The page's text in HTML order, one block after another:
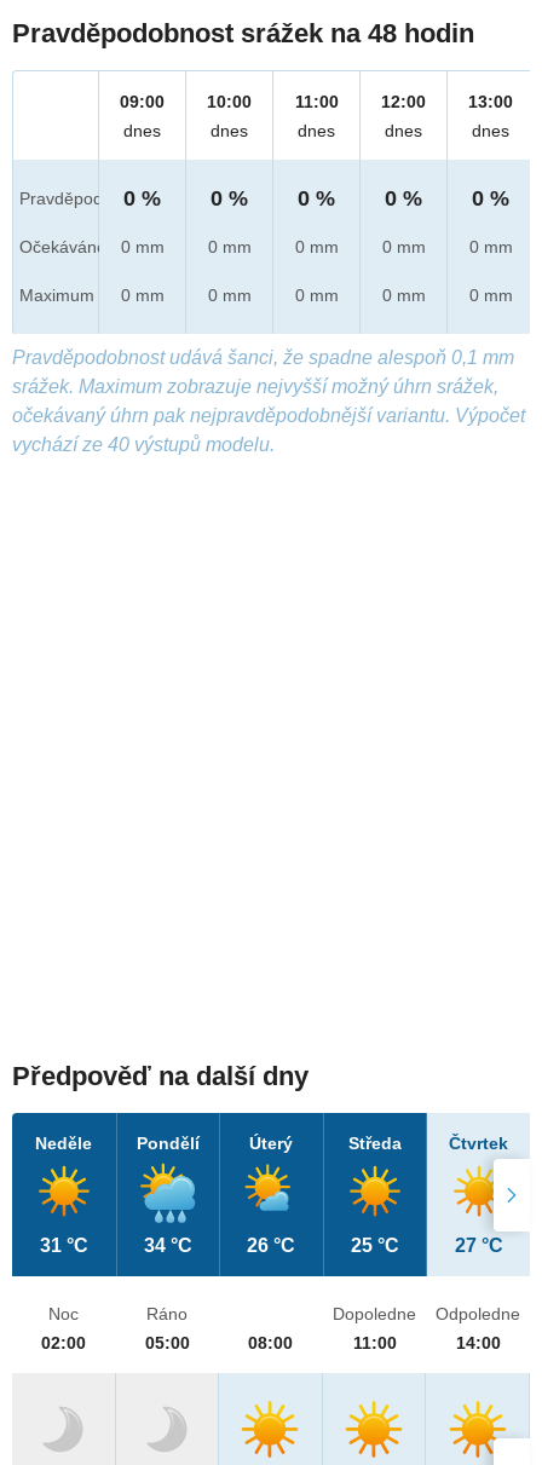
Pravděpodobnost srážek na 48 hodin
Pravděpod.
Očekáváno
Maximum
09:00
dnes
0 %
0 mm
0 mm
10:00
dnes
0 %
0 mm
0 mm
11:00
dnes
0 %
0 mm
0 mm
12:00
dnes
0 %
0 mm
0 mm
13:00
dnes
0 %
0 mm
0 mm
Pravděpodobnost udává šanci, že spadne alespoň 0,1 mm
srážek. Maximum zobrazuje nejvyšší možný úhrn srážek,
očekávaný úhrn pak nejpravděpodobnější variantu. Výpočet
vychází ze 40 výstupů modelu.
Předpověď na další dny
Neděle
31 °C
Pondělí
34 °C
Úterý
26 °C
Středa
25 °C
Čtvrtek
27 °C
Noc
02:00
Ráno
05:00
08:00
Dopoledne
11:00
Odpoledne
14:00